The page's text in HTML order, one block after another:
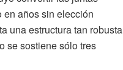
en años sin elección
una estructura tan robusta
se sostiene sólo tres